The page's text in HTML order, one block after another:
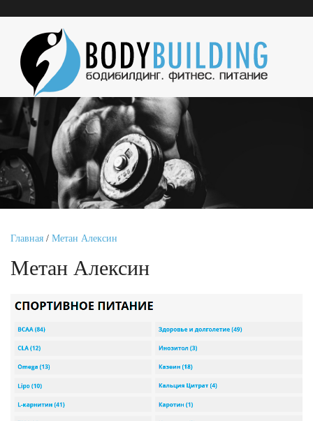
Главная / Метан Алексин
Метан Алексин